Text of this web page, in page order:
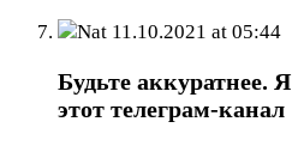
Nat 11.10.2021 at 05:44
Будьте аккуратнее.
этот телеграм-канал